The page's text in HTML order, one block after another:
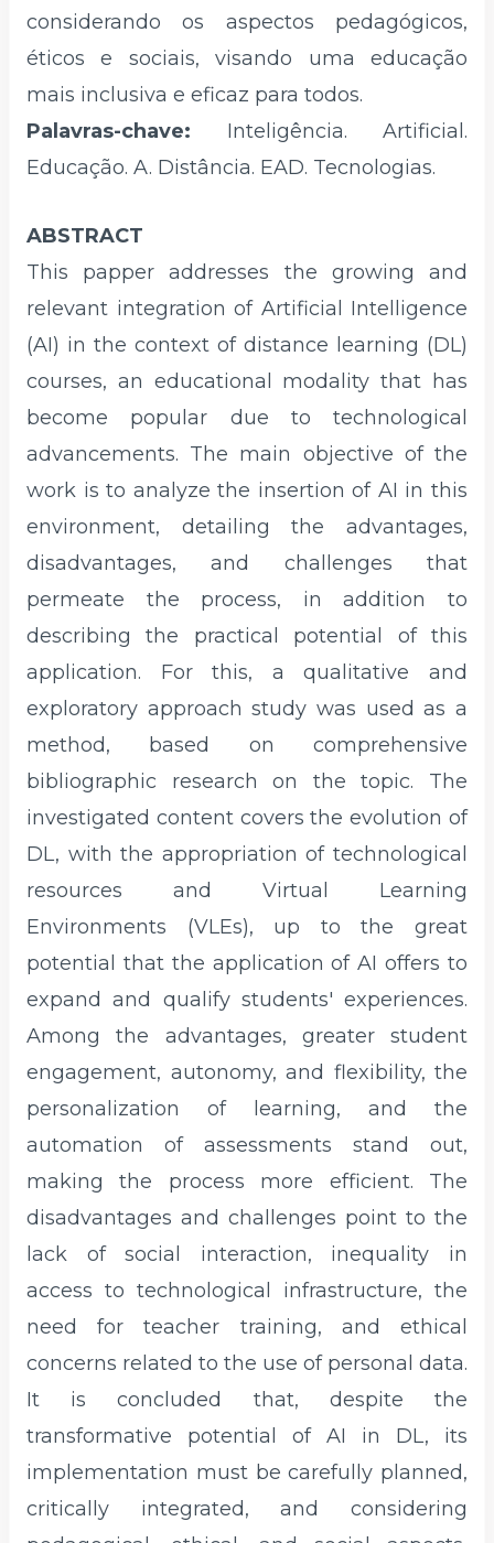
considerando os aspectos pedagógicos,
éticos e sociais, visando uma educação
mais inclusiva e eficaz para todos.
Palavras-chave: Inteligência. Artificial.
Educação. A. Distância. EAD. Tecnologias.
ABSTRACT
This papper addresses the growing and
relevant integration of Artificial Intelligence
(AI) in the context of distance learning (DL)
courses, an educational modality that has
become popular due to technological
advancements. The main objective of the
work is to analyze the insertion of AI in this
environment, detailing the advantages,
disadvantages, and challenges that
permeate the process, in addition to
describing the practical potential of this
application. For this, a qualitative and
exploratory approach study was used as a
method, based on comprehensive
bibliographic research on the topic. The
investigated content covers the evolution of
DL, with the appropriation of technological
resources and Virtual Learning
Environments (VLEs), up to the great
potential that the application of AI offers to
expand and qualify students' experiences.
Among the advantages, greater student
engagement, autonomy, and flexibility, the
personalization of learning, and the
automation of assessments stand out,
making the process more efficient. The
disadvantages and challenges point to the
lack of social interaction, inequality in
access to technological infrastructure, the
need for teacher training, and ethical
concerns related to the use of personal data.
It is concluded that, despite the
transformative potential of AI in DL, its
implementation must be carefully planned,
critically integrated, and considering